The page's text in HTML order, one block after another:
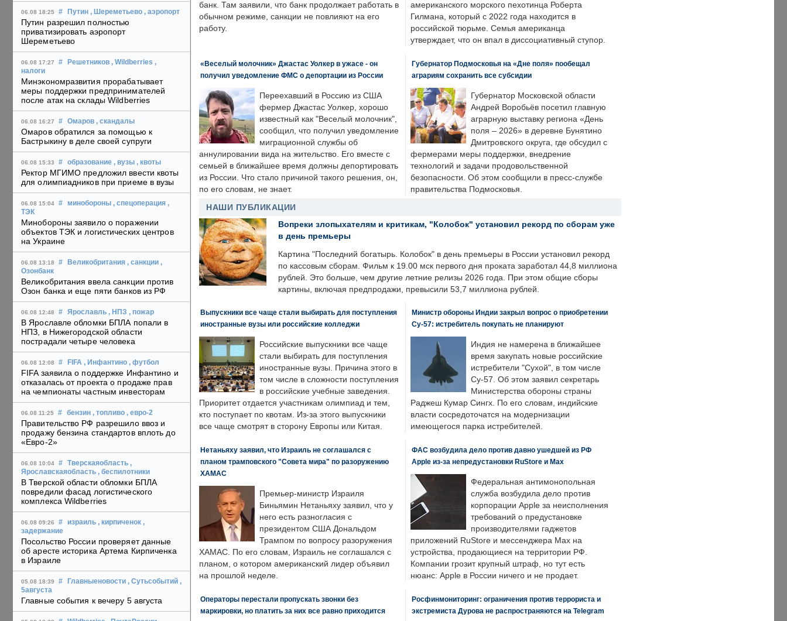
06.08 18:25 # Путин , Шереметьево , аэропорт
Путин разрешил полностью
приватизировать аэропорт
Шереметьево
06.08 17:27 # Решетников , Wildberries ,
налоги
Минэкономразвития прорабатывает
меры поддержки предпринимателей
после атак на склады Wildberries
06.08 16:27 # Омаров , скандалы
Омаров обратился за помощью к
Бастрыкину в деле своей супруги
06.08 15:33 # образование , вузы , квоты
Ректор МГИМО предложил ввести квоты
для олимпиадников при приеме в вузы
06.08 15:04 # минобороны , спецоперация ,
ТЭК
Минобороны заявило о поражении
объектов ТЭК и логистических центров
на Украине
06.08 13:18 # Великобритания , санкции ,
Озонбанк
Великобритания ввела санкции против
Озон банка и еще пяти банков из РФ
06.08 12:48 # Ярославль , НПЗ , пожар
В Ярославле обломки БПЛА попали в
НПЗ, в Нижегородской области
пострадали четыре человека
06.08 12:08 # FIFA , Инфантино , футбол
FIFA заявила о поддержке Инфантино и
отказалась от проекта о продаже прав
на чемпионаты частным инвесторам
06.08 11:25 # бензин , топливо , евро-2
Правительство РФ разрешило ввоз и
продажу бензина стандартов вплоть до
«Евро-2»
06.08 10:04 # Тверскаяобласть ,
Ярославскаяобласть , беспилотники
В Тверской области обломки БПЛА
повредили фасад логистического
комплекса Wildberries
06.08 09:26 # израиль , кирпиченок ,
задержание
Посольство России проверяет данные
об аресте историка Артема Кирпиченка
в Израиле
05.08 18:39 # Главныеновости , Сутьсобытий ,
5августа
Главные события к вечеру 5 августа
банк. Там заявили, что банк продолжает работать в
обычном режиме, санкции не повлияют на его
работу.
американского морского пехотинца Роберта
Гилмана, который с 2022 года находится в
российской тюрьме. Семья американца
утверждает, что он впал в диссоциативный ступор.
«Веселый молочник» Джастас Уолкер в ужасе - он
получил уведомление ФМС о депортации из России
Переехавший в Россию из США
фермер Джастас Уолкер, хорошо
известный как "Веселый молочник",
сообщил, что получил уведомление
миграционной службы об
аннулировании вида на жительство. Его вместе с
семьей в ближайшее время должны депортировать
из России. Что стало причиной такого решения, он,
по его словам, не знает.
Губернатор Подмосковья на «Дне поля» пообещал
аграриям сохранить все субсидии
Губернатор Московской области
Андрей Воробьёв посетил главную
аграрную выставку региона «День
поля – 2026» в деревне Бунятино
Дмитровского округа, где обсудил с
фермерами меры поддержки, внедрение
технологий и задачи продовольственной
безопасности. Об этом сообщили в пресс-службе
правительства Подмосковья.
НАШИ ПУБЛИКАЦИИ
Вопреки злопыхателям и критикам, "Колобок" установил рекорд по сборам уже
в день премьеры
Картина "Последний богатырь. Колобок" в день премьеры в России установил рекорд
по кассовым сборам. Фильм к 19.00 мск первого дня проката заработал 44,8 миллиона
рублей. Это больше, чем другие летние релизы 2026 года. При этом общие сборы
картины, включая предпродажи, превысили 53,7 миллиона рублей.
Выпускники все чаще стали выбирать для поступления
иностранные вузы или российские колледжи
Российские выпускники все чаще
стали выбирать для поступления
иностранные вузы. Причина этого в
том числе в сложности поступления
в российские учебные заведения.
Приоритет отдается участникам олимпиад и тем,
кто поступает по квотам. Из-за этого выпускники
все чаще смотрят в сторону Европы или Китая.
Министр обороны Индии закрыл вопрос о приобретении
Су-57: истребитель покупать не планируют
Индия не намерена в ближайшее
время закупать новые российские
истребители "Сухой", в том числе
Су-57. Об этом заявил секретарь
Министерства обороны страны
Раджеш Кумар Сингх. По его словам, индийские
власти сосредоточатся на модернизации
имеющегося парка истребителей.
Нетаньяху заявил, что Израиль не соглашался с
планом трамповского "Совета мира" по разоружению
ХАМАС
Премьер-министр Израиля
Биньямин Нетаньяху заявил, что у
него есть разногласия с
президентом США Дональдом
Трампом по вопросу разоружения
ХАМАС. По его словам, Израиль не соглашался с
планом, о котором американский лидер объявил
на прошлой неделе.
ФАС возбудила дело против давно ушедшей из РФ
Apple из-за непредустановки RuStore и Max
Федеральная антимонопольная
служба возбудила дело против
корпорации Apple за неисполнения
требований о предустановке
производителями гаджетов
приложений RuStore и мессенджера Max на
устройства, продающиеся на территории РФ.
Компании грозит крупный штраф, но тут есть
нюанс: Apple в России ничего и не продает.
Операторы перестали пропускать звонки без
маркировки, но платить за них все равно приходится
Росфинмониторинг: ограничения против террориста и
экстремиста Дурова не распространяются на Telegram